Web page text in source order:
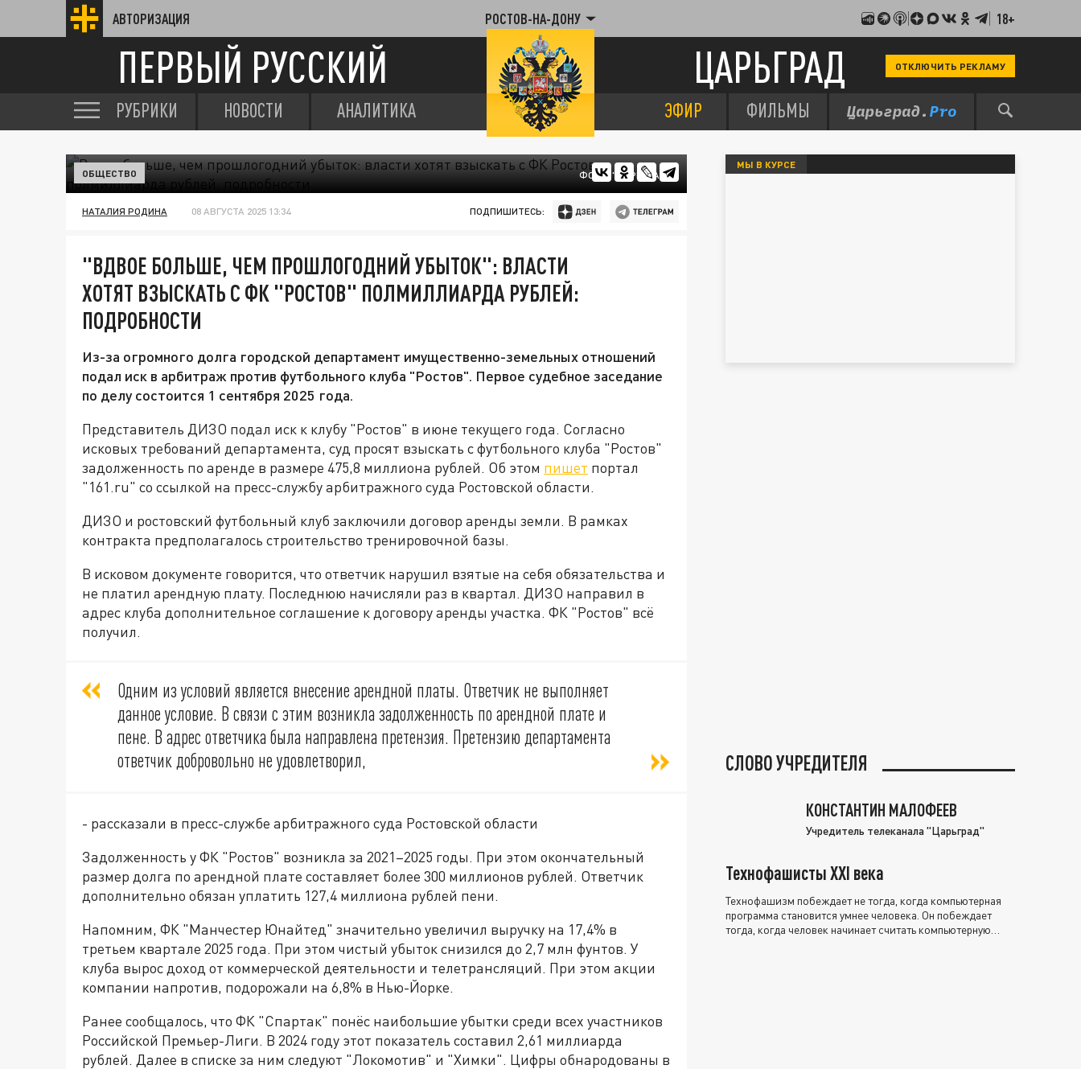
АВТОРИЗАЦИЯ РОСТОВ-НА-ДОНУ 18+
ПЕРВЫЙ РУССКИЙ ЦАРЬГРАД ОТКЛЮЧИТЬ РЕКЛАМУ
РУБРИКИ НОВОСТИ АНАЛИТИКА ЭФИР ФИЛЬМЫ
ФОТО: "ЦАРЬГРАД"
ОБЩЕСТВО
НАТАЛИЯ РОДИНА 08 АВГУСТА 2025 13:34 ПОДПИШИТЕСЬ:
"ВДВОЕ БОЛЬШЕ, ЧЕМ ПРОШЛОГОДНИЙ УБЫТОК": ВЛАСТИ
ХОТЯТ ВЗЫСКАТЬ С ФК "РОСТОВ" ПОЛМИЛЛИАРДА РУБЛЕЙ:
ПОДРОБНОСТИ
Из-за огромного долга городской департамент имущественно-земельных отношений
подал иск в арбитраж против футбольного клуба "Ростов". Первое судебное заседание
по делу состоится 1 сентября 2025 года.
Представитель ДИЗО подал иск к клубу "Ростов" в июне текущего года. Согласно
исковых требований департамента, суд просят взыскать с футбольного клуба "Ростов"
задолженность по аренде в размере 475,8 миллиона рублей. Об этом пишет портал
"161.ru" со ссылкой на пресс-службу арбитражного суда Ростовской области.
ДИЗО и ростовский футбольный клуб заключили договор аренды земли. В рамках
контракта предполагалось строительство тренировочной базы.
В исковом документе говорится, что ответчик нарушил взятые на себя обязательства и
не платил арендную плату. Последнюю начисляли раз в квартал. ДИЗО направил в
адрес клуба дополнительное соглашение к договору аренды участка. ФК "Ростов" всё
получил.
Одним из условий является внесение арендной платы. Ответчик не выполняет
данное условие. В связи с этим возникла задолженность по арендной плате и
пене. В адрес ответчика была направлена претензия. Претензию департамента
ответчик добровольно не удовлетворил,
- рассказали в пресс-службе арбитражного суда Ростовской области
Задолженность у ФК "Ростов" возникла за 2021–2025 годы. При этом окончательный
размер долга по арендной плате составляет более 300 миллионов рублей. Ответчик
дополнительно обязан уплатить 127,4 миллиона рублей пени.
Напомним, ФК "Манчестер Юнайтед" значительно увеличил выручку на 17,4% в
третьем квартале 2025 года. При этом чистый убыток снизился до 2,7 млн фунтов. У
клуба вырос доход от коммерческой деятельности и телетрансляций. При этом акции
компании напротив, подорожали на 6,8% в Нью-Йорке.
Ранее сообщалось, что ФК "Спартак" понёс наибольшие убытки среди всех участников
Российской Премьер-Лиги. В 2024 году этот показатель составил 2,61 миллиарда
рублей. Далее в списке за ним следуют "Локомотив" и "Химки". Цифры обнародованы в
МЫ В КУРСЕ
СЛОВО УЧРЕДИТЕЛЯ
КОНСТАНТИН МАЛОФЕЕВ
Учредитель телеканала "Царьград"
Технофашисты XXI века
Технофашизм побеждает не тогда, когда компьютерная
программа становится умнее человека. Он побеждает
тогда, когда человек начинает считать компьютерную